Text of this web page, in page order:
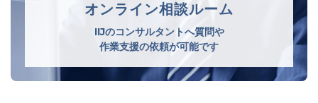
オンライン相談ルーム
IIJのコンサルタントへ質問や
作業支援の依頼が可能です